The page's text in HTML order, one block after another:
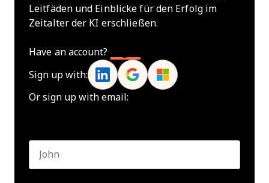
Leitfäden und Einblicke für den Erfolg im
Zeitalter der KI erschließen.
Have an account?
Sign up with:
Or sign up with email: